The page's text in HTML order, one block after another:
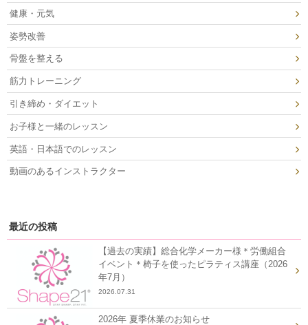
健康・元気
姿勢改善
骨盤を整える
筋力トレーニング
引き締め・ダイエット
お子様と一緒のレッスン
英語・日本語でのレッスン
動画のあるインストラクター
最近の投稿
【過去の実績】総合化学メーカー様＊労働組合
イベント＊椅子を使ったピラティス講座（2026
年7月）
2026.07.31
2026年 夏季休業のお知らせ